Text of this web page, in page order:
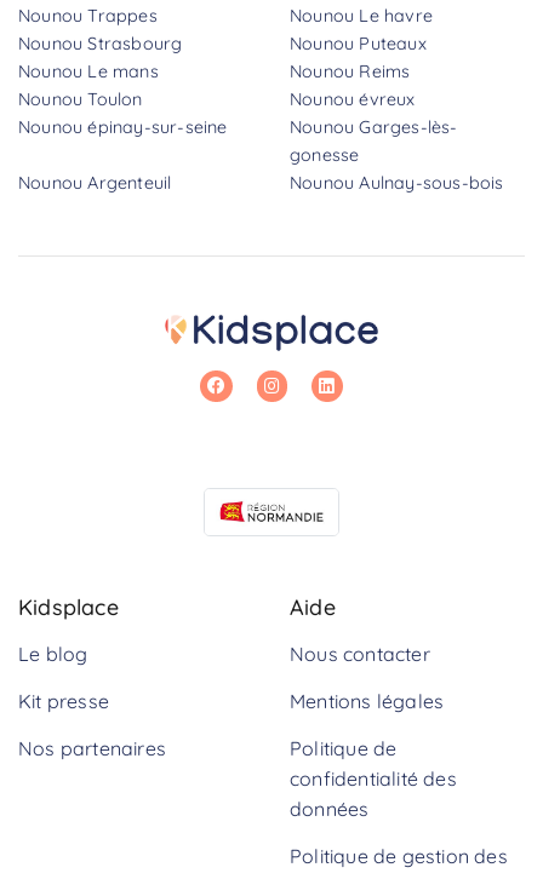
Nounou Trappes
Nounou Le havre
Nounou Strasbourg
Nounou Puteaux
Nounou Le mans
Nounou Reims
Nounou Toulon
Nounou évreux
Nounou épinay-sur-seine
Nounou Garges-lès-
gonesse
Nounou Argenteuil
Nounou Aulnay-sous-bois
Kidsplace
Le blog
Kit presse
Nos partenaires
Aide
Nous contacter
Mentions légales
Politique de
confidentialité des
données
Politique de gestion des